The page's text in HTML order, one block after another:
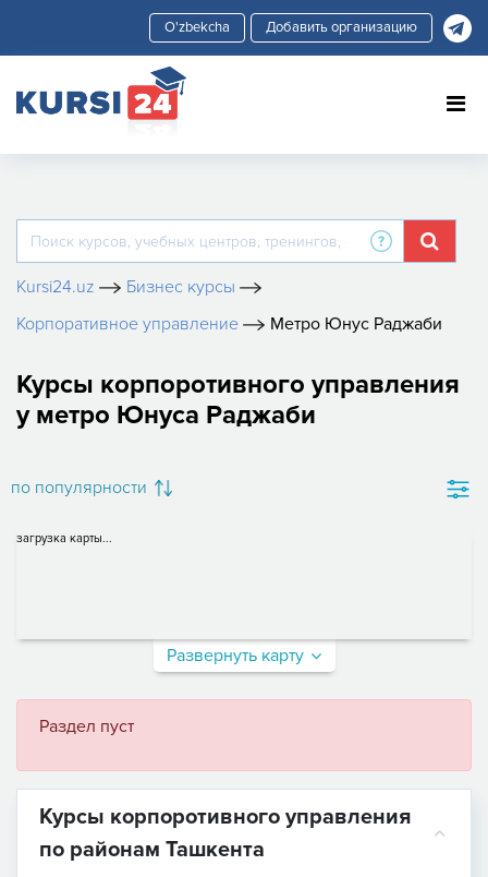
Добавить организацию
Kursi24.uz
Бизнес курсы
Корпоративное управление
Метро Юнус Раджаби
Курсы корпоротивного управления
у метро Юнуса Раджаби
по популярности
загрузка карты...
Развернуть карту
Раздел пуст
Курсы корпоротивного управления
по районам Ташкента